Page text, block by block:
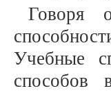
Говоря
Учебные
способов